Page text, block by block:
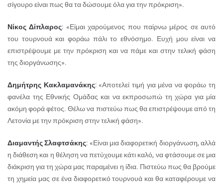
σίγουρο είναι πως θα τα δώσουμε όλα για την πρόκριση».
Νίκος Δίπλαρος: «Είμαι χαρούμενος που παίρνω μέρος σε αυτό
του τουρνουά και φοράω πάλι το εθνόσημο. Ευχή μου είναι να
επιστρέψουμε με την πρόκριση και να πάμε και στην τελική φάση
της διοργάνωσης».
Δημήτρης Κακλαμανάκης: «Αποτελεί τιμή για μένα να φοράω τη
φανέλα της Εθνικής Ομάδας και να εκπροσωπώ τη χώρα για μία
ακόμη φορά φέτος. Θέλω να πιστεύω πως θα επιστρέψουμε από τη
Λετονία με την πρόκριση στην τελική φάση».
Διαμαντής Σλαφτσάκης: «Είναι μια διαφορετική διοργάνωση, αλλά
η διάθεση και η θέληση να πετύχουμε κάτι καλό, να φτάσουμε σε μια
διάκριση για τη χώρα μας παραμένει η ίδια. Πιστεύω πως θα βρούμε
τη χημεία μας σε ένα διαφορετικό τουρνουά και θα καταφέρουμε να